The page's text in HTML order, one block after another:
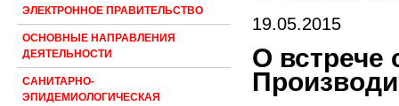
ЭЛЕКТРОННОЕ ПРАВИТЕЛЬСТВО
ОСНОВНЫЕ НАПРАВЛЕНИЯ
ДЕЯТЕЛЬНОСТИ
САНИТАРНО-
ЭПИДЕМИОЛОГИЧЕСКАЯ
19.05.2015
О встрече